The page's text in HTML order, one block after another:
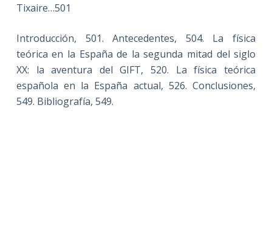
Tixaire…501
Introducción, 501. Antecedentes, 504. La física
teórica en la España de la segunda mitad del siglo
XX: la aventura del GIFT, 520. La física teórica
española en la España actual, 526. Conclusiones,
549. Bibliografía, 549.